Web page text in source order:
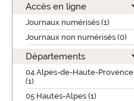
Accès en ligne
Journaux numérisés (1)
Journaux non numérisés (0)
Départements
04 Alpes-de-Haute-Provence
(1)
05 Hautes-Alpes (1)